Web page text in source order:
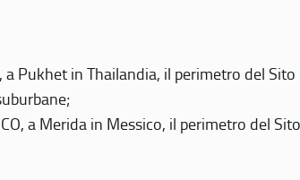
Pukhet in Thailandia, il perimetro del
a Merida in Messico, il perimetro del